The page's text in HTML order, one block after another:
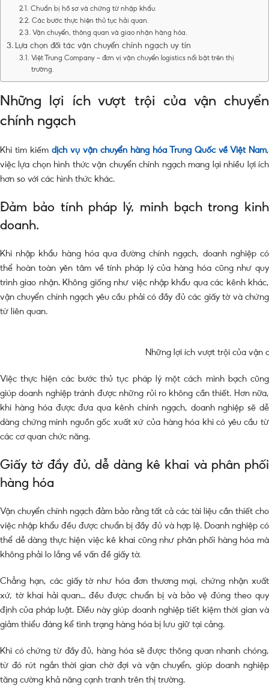
Chuẩn bị hồ sơ và chứng từ nhập khẩu.
Các bước thực hiện thủ tục hải quan.
Vận chuyển, thông quan và giao nhận hàng hóa.
Lựa chọn đối tác vận chuyển chính ngạch uy tín
Việt Trung Company – đơn vị vận chuyển logistics nổi bật trên thị
trường.
Những lợi ích vượt trội của vận chuyển
chính ngạch
Khi tìm kiếm dịch vụ vận chuyển hàng hóa Trung Quốc về Việt Nam,
việc lựa chọn hình thức vận chuyển chính ngạch mang lại nhiều lợi ích
hơn so với các hình thức khác.
Đảm bảo tính pháp lý, minh bạch trong kinh
doanh.
Khi nhập khẩu hàng hóa qua đường chính ngạch, doanh nghiệp có
thể hoàn toàn yên tâm về tính pháp lý của hàng hóa cũng như quy
trình giao nhận. Không giống như việc nhập khẩu qua các kênh khác,
vận chuyển chính ngạch yêu cầu phải có đầy đủ các giấy tờ và chứng
từ liên quan.
Những lợi ích vượt trội của vận
Việc thực hiện các bước thủ tục pháp lý một cách minh bạch cũng
giúp doanh nghiệp tránh được những rủi ro không cần thiết. Hơn nữa,
khi hàng hóa được đưa qua kênh chính ngạch, doanh nghiệp sẽ dễ
dàng chứng minh nguồn gốc xuất xứ của hàng hóa khi có yêu cầu từ
các cơ quan chức năng.
Giấy tờ đầy đủ, dễ dàng kê khai và phân phối
hàng hóa
Vận chuyển chính ngạch đảm bảo rằng tất cả các tài liệu cần thiết cho
việc nhập khẩu đều được chuẩn bị đầy đủ và hợp lệ. Doanh nghiệp có
thể dễ dàng thực hiện việc kê khai cũng như phân phối hàng hóa mà
không phải lo lắng về vấn đề giấy tờ.
Chẳng hạn, các giấy tờ như hóa đơn thương mại, chứng nhận xuất
xứ, tờ khai hải quan… đều được chuẩn bị và bảo vệ đúng theo quy
định của pháp luật. Điều này giúp doanh nghiệp tiết kiệm thời gian và
giảm thiểu đáng kể tình trạng hàng hóa bị lưu giữ tại cảng.
Khi có chứng từ đầy đủ, hàng hóa sẽ được thông quan nhanh chóng,
từ đó rút ngắn thời gian chờ đợi và vận chuyển, giúp doanh nghiệp
tăng cường khả năng cạnh tranh trên thị trường.